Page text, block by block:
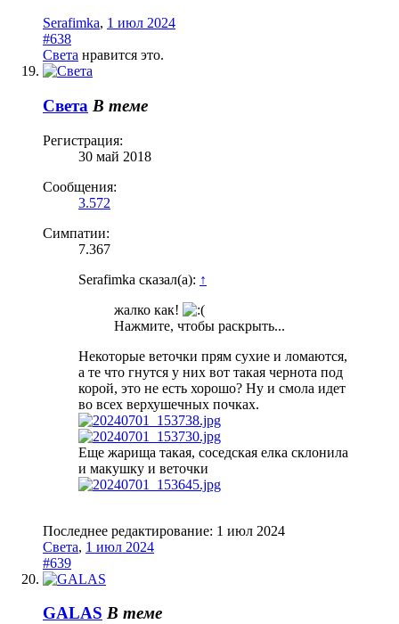
Serafimka, 1 июл 2024
#638
Света нравится это.
Света В теме
Регистрация:
30 май 2018
Сообщения:
3.572
Симпатии:
7.367
Serafimka сказал(а): ↑
жалко как!
Нажмите, чтобы раскрыть...
Некоторые веточки прям сухие и ломаются,
а те что гнутся у них вот такая чернота под
корой, это не есть хорошо? Ну и смола идет
во всех верхушечных почках.
Еще жарища такая, соседская елка склонила
и макушку и веточки
Последнее редактирование: 1 июл 2024
Света, 1 июл 2024
#639
GALAS В теме